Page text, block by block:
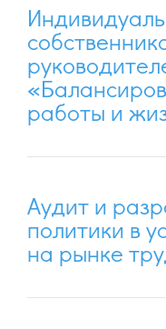
работы и
Аудит и
политики в
на рынке